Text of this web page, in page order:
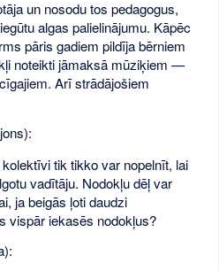
un nosodu tos pedagogus,
algas palielinājumu. Kāpēc
pāris gadiem pildīja bērniem
noteikti jāmaksā mūziķiem —
Arī strādājošiem
tik tikko var nopelnīt, lai
vadītāju. Nodokļu dēļ var
ja beigās ļoti daudzi
vispār iekasēs nodokļus?